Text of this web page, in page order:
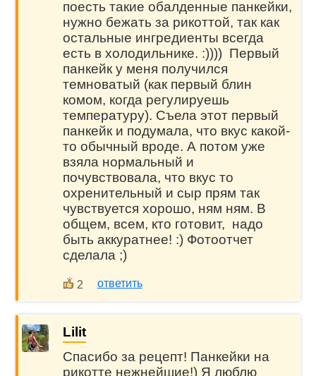
поесть такие обалденные панкейки,
нужно бежать за рикоттой, так как
остальные ингредиенты всегда
есть в холодильнике. :)))) Первый
панкейк у меня получился
темноватый (как первый блин
комом, когда регулируешь
температуру). Съела этот первый
панкейк и подумала, что вкус какой-
то обычный вроде. А потом уже
взяла нормальный и
почувствовала, что вкус то
охренительный и сыр прям так
чувствуется хорошо, ням ням. В
общем, всем, кто готовит, надо
быть аккуратнее! :) Фотоотчет
сделала ;)
2 ответить
Lilit
Спасибо за рецепт! Панкейки на
рикотте нежнейшие!) Я люблю